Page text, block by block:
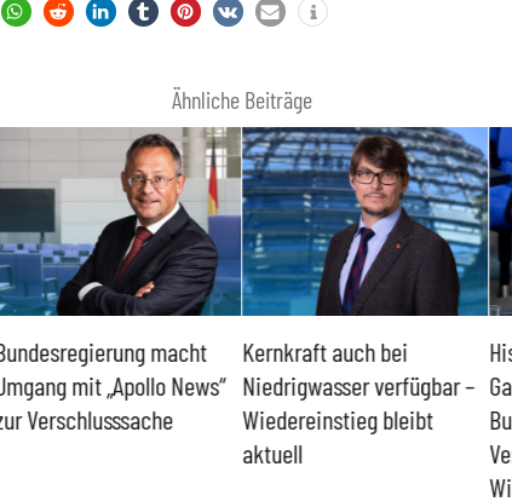
Ähnliche Beiträge
Kernkraft auch bei
Niedrigwasser verfügbar –
Wiedereinstieg bleibt
Historisch niedrige
Gasspeicher –
Bundesregierung gefährdet
Versorgung und